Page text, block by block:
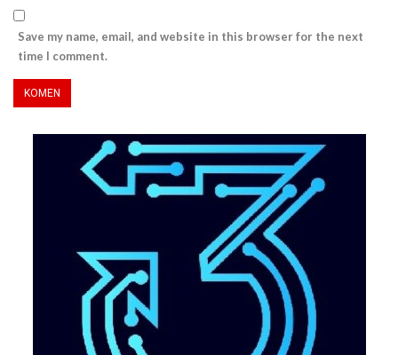
Save my name, email, and website in this browser for the next
time I comment.